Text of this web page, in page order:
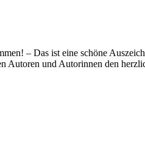
– Das ist eine schöne
Autoren und Autorinnen den